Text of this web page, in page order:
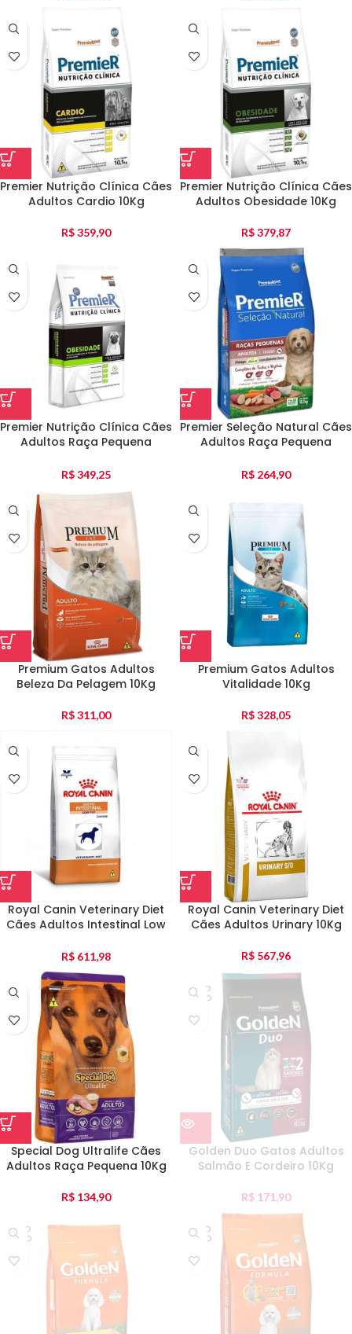
Premier Nutrição Clínica Cães
Adultos Cardio 10Kg
R$359,90
Premier Nutrição Clínica Cães
Adultos Obesidade 10Kg
R$379,87
Premier Nutrição Clínica Cães
Adultos Raça Pequena
R$349,25
Premier Seleção Natural Cães
Adultos Raça Pequena
R$ 264,90
Premium Gatos Adultos
Beleza Da Pelagem 10Kg
R$311,00
Premium Gatos Adultos
Vitalidade 10Kg
R$328,05
Royal Canin Veterinary Diet
Cães Adultos Intestinal Low
R$ 611,98
Royal Canin Veterinary Diet
Cães Adultos Urinary 10Kg
R$ 567,96
Special Dog Ultralife Cães
Adultos Raça Pequena 10Kg
R$ 134,90
ESGO
TADO
Golden Duo Gatos Adultos
Salmão E Cordeiro 10Kg
R$ 171,90
ESGO
TADO
ESGO
TADO